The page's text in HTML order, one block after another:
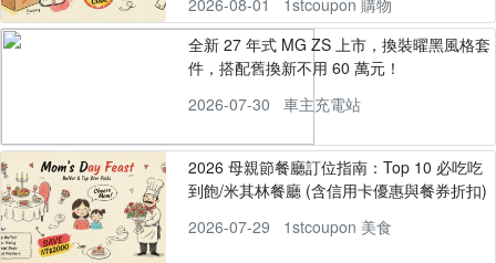
2026-08-01
1stcoupon 購物
全新 27 年式 MG ZS 上市，換裝曜黑風格套
件，搭配舊換新不用 60 萬元！
2026-07-30
車主充電站
2026 母親節餐廳訂位指南：Top 10 必吃吃
到飽/米其林餐廳 (含信用卡優惠與餐券折扣)
2026-07-29
1stcoupon 美食